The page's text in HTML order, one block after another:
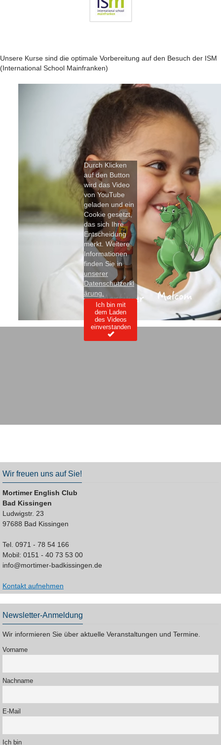
Unsere Kurse sind die optimale Vorbereitung auf den Besuch der ISM
(International School Mainfranken)
Durch Klicken
auf den Button
wird das Video
von YouTube
geladen und ein
Cookie gesetzt,
das sich Ihre
Entscheidung
merkt. Weitere
Informationen
finden Sie in
unserer
Datenschutzerkl
ärung.
Ich bin mit
dem Laden
des Videos
einverstanden
Wir freuen uns auf Sie!
Mortimer English Club
Bad Kissingen
Ludwigstr. 23
97688 Bad Kissingen
Tel. 0971 - 78 54 166
Mobil: 0151 - 40 73 53 00
info@mortimer-badkissingen.de
Kontakt aufnehmen
Newsletter-Anmeldung
Wir informieren Sie über aktuelle Veranstaltungen und Termine.
Vorname
Nachname
E-Mail
Ich bin